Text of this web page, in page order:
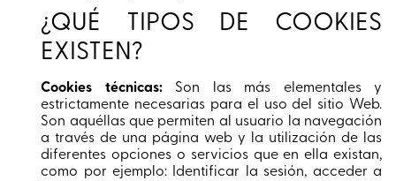
¿QUÉ TIPOS DE COOKIES
EXISTEN?
Cookies técnicas:Son las más elementales y
estrictamente necesarias para el uso del sitio Web.
Son aquéllas que permiten al usuario la navegación
a través de una página web y la utilización de las
diferentes opciones o servicios que en ella existan,
como por ejemplo: Identificar la sesión, acceder a